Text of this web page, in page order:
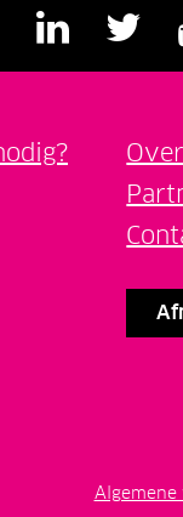
Volg ons
Volg